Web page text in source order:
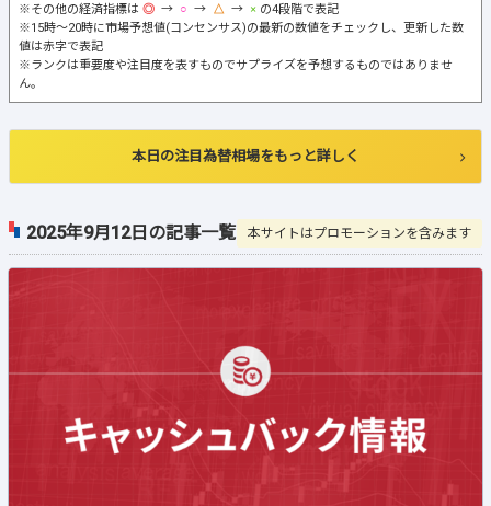
2025年9月12日の記事一覧 本サイトはプロモーションを含みます
※その他の経済指標は
→ → →
の4段階で表記
※15時～20時に市場予想値(コンセンサス)の最新の数値をチェックし、更新した数
値は赤字で表記
※ランクは重要度や注目度を表すものでサプライズを予想するものではありませ
ん。
本日の注目為替相場をもっと詳しく